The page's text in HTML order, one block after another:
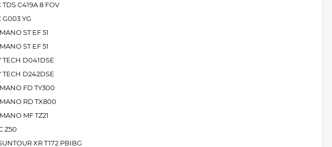
TDS C419A 8 FOV
G003 YG
ST EF 51
ST EF 51
TECH D041DSE
TECH D242DSE
FD TY300
RD TX800
MF TZ21
Z50
XR T172 PBIBG